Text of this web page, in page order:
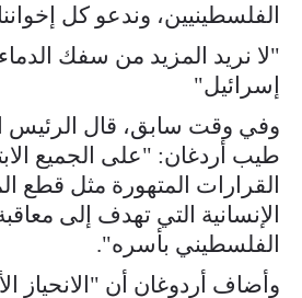
الفلسطينيين، وندعو كل
"لا نريد المزيد من سفك
إسرائيل"
وفي وقت سابق، قال الرئيس
طيب أردغان: "على الجميع
القرارات المتهورة مثل قطع
الإنسانية التي تهدف إلى
الفلسطيني بأسره".
وأضاف أردوغان أن "الانحياز